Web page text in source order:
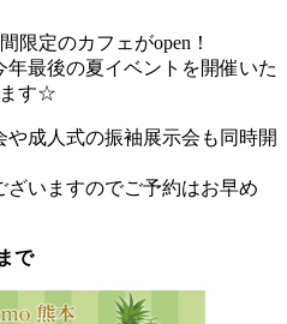
限定のカフェがopen！
最後の夏イベントを開催いた
ます☆
成人式の振袖展示会も同時開
いますのでご予約はお早め
で